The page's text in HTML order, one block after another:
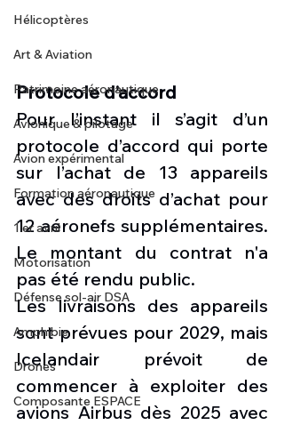
Hélicoptères
Art & Aviation
Patrimoine aéronautique
Avionique & pilotage
Avion expérimental
Formation aéronautique
1 er avril
Motorisation
Défense sol-air DSA
Amphibie
Drones
Composante ESPACE
Protocole d’accord
Pour l’instant il s’agit d’un
protocole d’accord qui porte
sur l’achat de 13 appareils
avec des droits d’achat pour
12 aéronefs supplémentaires.
Le montant du contrat n'a
pas été rendu public.
Les livraisons des appareils
sont prévues pour 2029, mais
Icelandair prévoit de
commencer à exploiter des
avions Airbus dès 2025 avec